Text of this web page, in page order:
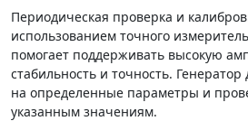
Периодическая проверка и
использованием точного
помогает поддерживать высокую
стабильность и точность.
на определенные параметры и
указанным значениям.